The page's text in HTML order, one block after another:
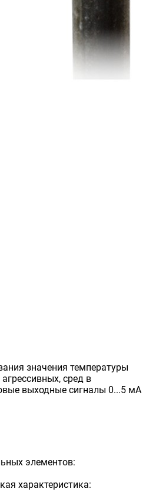
значения температуры
сред в
выходные сигналы 0...5 мА
элементов:
характеристика: